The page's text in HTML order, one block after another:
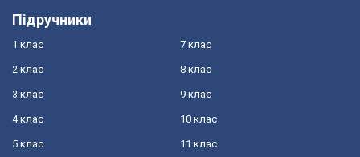
Підручники
1 клас
2 клас
3 клас
4 клас
5 клас
7 клас
8 клас
9 клас
10 клас
11 клас